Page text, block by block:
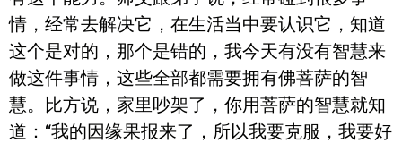
情，经常去解决它，在生活当中要认识它，知道
这个是对的，那个是错的，我今天有没有智慧来
做这件事情，这些全部都需要拥有佛菩萨的智
慧。比方说，家里吵架了，你用菩萨的智慧就知
道：“我的因缘果报来了，所以我要克服，我要好